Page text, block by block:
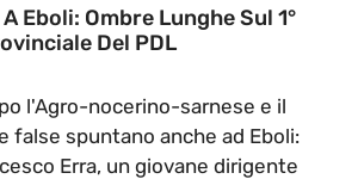
Eboli: Ombre Lunghe Sul 1°
Del PDL
l'Agro-nocerino-sarnese e il
false spuntano anche ad Eboli:
Erra, un giovane dirigente